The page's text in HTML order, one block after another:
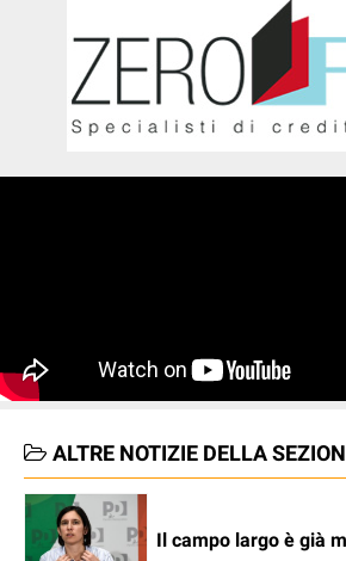
ALTRE NOTIZIE DELLA
Il campo largo è già